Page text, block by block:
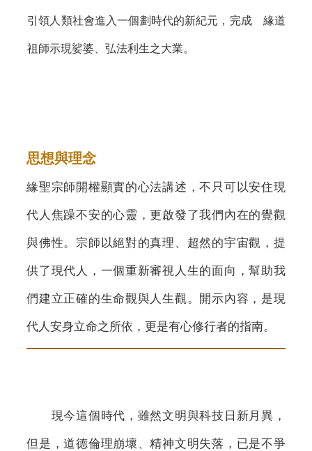
引領人類社會進入一個劃時代的新紀元，完成 緣道
祖師示現娑婆、弘法利生之大業。
思想與理念
緣聖宗師開權顯實的心法講述，不只可以安住現
代人焦躁不安的心靈，更啟發了我們內在的覺觀
與佛性。宗師以絕對的真理、超然的宇宙觀，提
供了現代人，一個重新審視人生的面向，幫助我
們建立正確的生命觀與人生觀。開示內容，是現
代人安身立命之所依，更是有心修行者的指南。
現今這個時代，雖然文明與科技日新月異，
但是，道德倫理崩壞、精神文明失落，已是不爭